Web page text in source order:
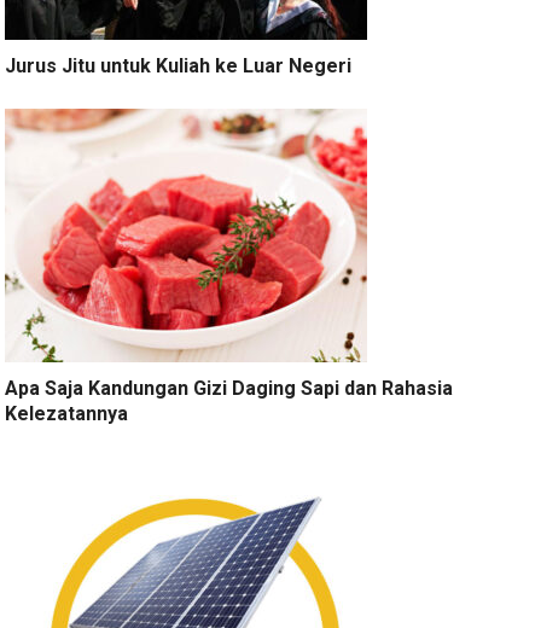
Jurus Jitu untuk Kuliah ke Luar Negeri
Apa Saja Kandungan Gizi Daging Sapi dan Rahasia
Kelezatannya